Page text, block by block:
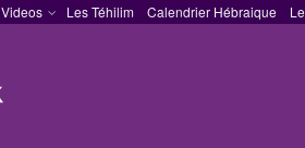
Videos Les Téhilim Calendrier Hébraique